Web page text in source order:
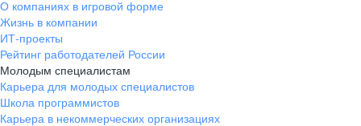
О компаниях в игровой форме
Жизнь в компании
ИТ-проекты
Рейтинг работодателей России
Молодым специалистам
Карьера для молодых специалистов
Школа программистов
Карьера в некоммерческих организациях